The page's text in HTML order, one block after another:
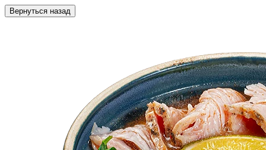
Вернуться назад